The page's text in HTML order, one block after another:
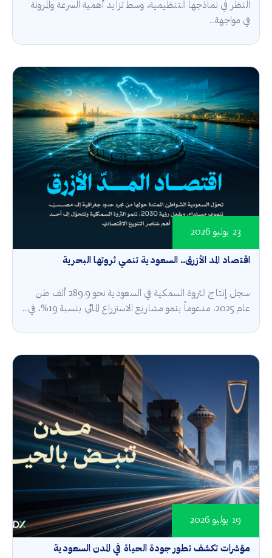
النظر في نماذجها التنظيمية، وسط تزايد أهمية السرعة والمرونة
في مواجهة...
اقتصاد المد الأزرق.. السعودية تنمي ثروتها البحرية
23 يوليو 2026
سجل إنتاج الثروة السمكية في السعودية نحو 289.9 ألف طن
عام 2025، مدعوماً بنمو مشاريع الاستزراع المائي بنسبة 19%، في...
مؤشرات تكشف تطور جودة الحياة في المدن السعودية
19 يوليو 2026